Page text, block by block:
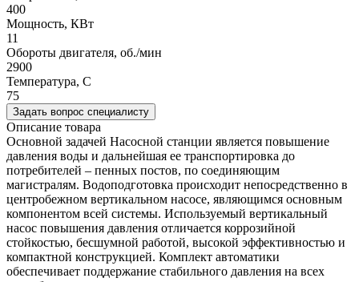
400
Мощность, КВт
11
Обороты двигателя, об./мин
2900
Температура, C
75
Задать вопрос специалисту
Описание товара
Основной задачей Насосной станции является повышение
давления воды и дальнейшая ее транспортировка до
потребителей – пенных постов, по соединяющим
магистралям. Водоподготовка происходит непосредственно в
центробежном вертикальном насосе, являющимся основным
компонентом всей системы. Используемый вертикальный
насос повышения давления отличается коррозийной
стойкостью, бесшумной работой, высокой эффективностью и
компактной конструкцией. Комплект автоматики
обеспечивает поддержание стабильного давления на всех